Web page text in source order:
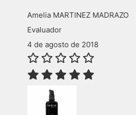
Amelia MARTINEZ MADRAZO
Evaluador
4 de agosto de 2018